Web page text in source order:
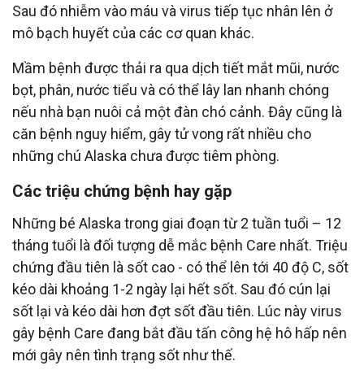
Sau đó nhiễm vào máu và virus tiếp tục nhân lên ở
mô bạch huyết của các cơ quan khác.
Mầm bệnh được thải ra qua dịch tiết mắt mũi, nước
bọt, phân, nước tiểu và có thể lây lan nhanh chóng
nếu nhà bạn nuôi cả một đàn chó cảnh. Đây cũng là
căn bệnh nguy hiểm, gây tử vong rất nhiều cho
những chú Alaska chưa được tiêm phòng.
Các triệu chứng bệnh hay gặp
Những bé Alaska trong giai đoạn từ 2 tuần tuổi – 12
tháng tuổi là đối tượng dễ mắc bệnh Care nhất. Triệu
chứng đầu tiên là sốt cao - có thể lên tới 40 độ C, sốt
kéo dài khoảng 1-2 ngày lại hết sốt. Sau đó cún lại
sốt lại và kéo dài hơn đợt sốt đầu tiên. Lúc này virus
gây bệnh Care đang bắt đầu tấn công hệ hô hấp nên
mới gây nên tình trạng sốt như thế.